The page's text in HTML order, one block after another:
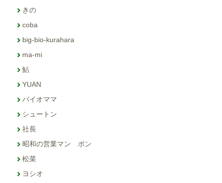
きの
coba
big-bio-kurahara
ma-mi
鮎
YUAN
バイオママ
シュートン
社長
昭和の営業マン ポン
松菜
ヨシオ